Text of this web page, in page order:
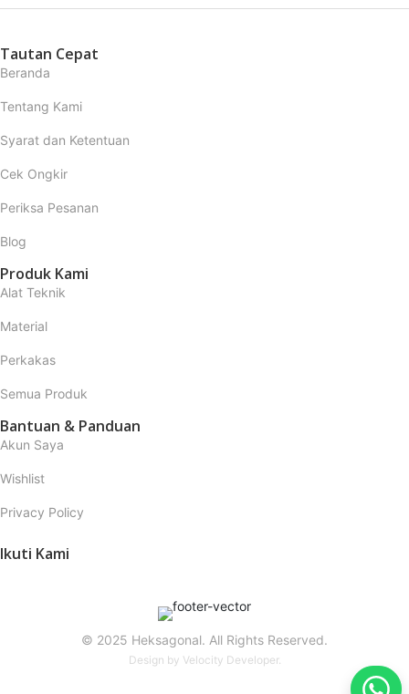
Tautan Cepat
Beranda
Tentang Kami
Syarat dan Ketentuan
Cek Ongkir
Periksa Pesanan
Blog
Produk Kami
Alat Teknik
Material
Perkakas
Semua Produk
Bantuan & Panduan
Akun Saya
Wishlist
Privacy Policy
Ikuti Kami
© 2025 Heksagonal. All Rights Reserved.
Design by Velocity Developer.